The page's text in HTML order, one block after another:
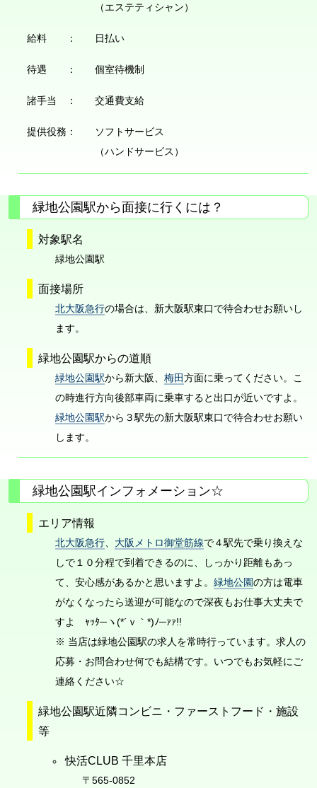
（エステティシャン）
給料 ： 日払い
待遇 ： 個室待機制
諸手当 ： 交通費支給
提供役務：
ソフトサービス
（ハンドサービス）
緑地公園駅から面接に行くには？
対象駅名
緑地公園駅
面接場所
北大阪急行の場合は、新大阪駅東口で待合わせお願いし
ます。
緑地公園駅からの道順
緑地公園駅から新大阪、 梅田方面に乗ってください。こ
の時進行方向後部車両に乗車すると出口が近いですよ。
緑地公園駅から３駅先の新大阪駅東口で待合わせお願い
します。
緑地公園駅インフォメーション☆
エリア情報
北大阪急行、 大阪メトロ御堂筋線で４駅先で乗り換えな
しで１０分程で到着できるのに、しっかり距離もあっ
て、安心感があるかと思いますよ。 緑地公園の方は電車
がなくなったら送迎が可能なので深夜もお仕事大丈夫で
すよ ｬｯﾀ─ヽ(*´ｖ｀*)ﾉ─ｧｧ!!
※ 当店は緑地公園駅の求人を常時行っています。求人の
応募・お問合わせ何でも結構です。いつでもお気軽にご
連絡ください☆
緑地公園駅近隣コンビニ・ファーストフード・施設
等
快活CLUB 千里本店
〒565-0852